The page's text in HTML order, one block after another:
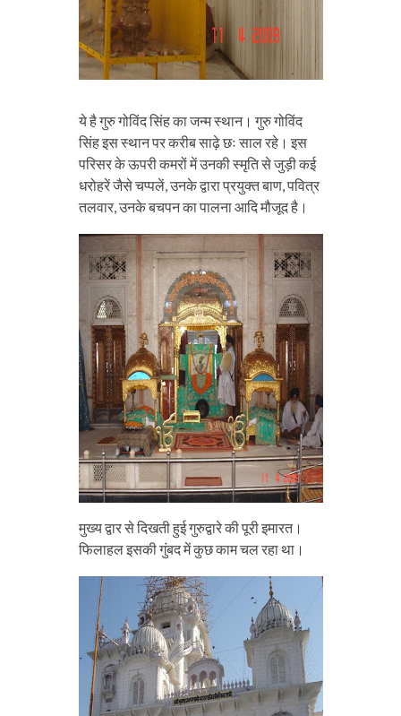
ये है गुरु गोविंद सिंह का जन्म स्थान। गुरु गोविंद
सिंह इस स्थान पर करीब साढ़े छः साल रहे। इस
परिसर के ऊपरी कमरों में उनकी स्मृति से जुड़ी कई
धरोहरें जैसे चप्पलें, उनके द्वारा प्रयुक्त बाण, पवित्र
तलवार, उनके बचपन का पालना आदि मौजूद है।
मुख्य द्वार से दिखती हुई गुरुद्वारे की पूरी इमारत।
फिलाहल इसकी गुंबद में कुछ काम चल रहा था।